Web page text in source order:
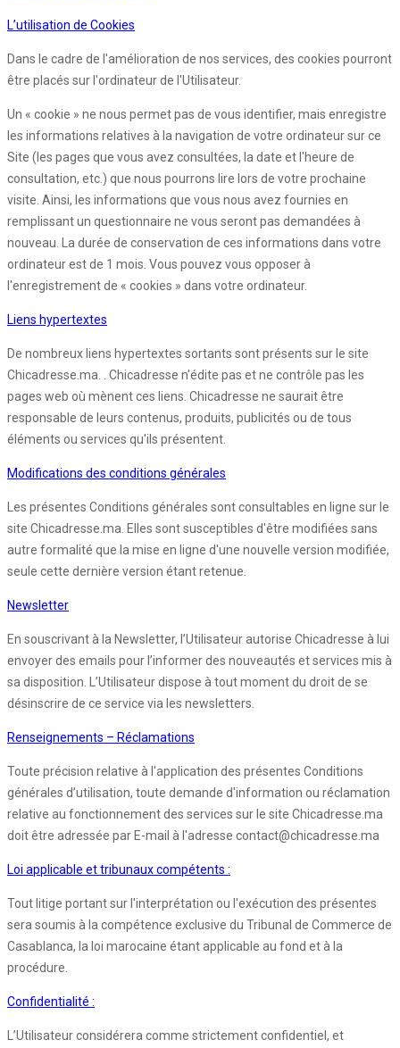
L’utilisation de Cookies
Dans le cadre de l'amélioration de nos services, des cookies pourront
être placés sur l'ordinateur de l'Utilisateur.
Un « cookie » ne nous permet pas de vous identifier, mais enregistre
les informations relatives à la navigation de votre ordinateur sur ce
Site (les pages que vous avez consultées, la date et l'heure de
consultation, etc.) que nous pourrons lire lors de votre prochaine
visite. Ainsi, les informations que vous nous avez fournies en
remplissant un questionnaire ne vous seront pas demandées à
nouveau. La durée de conservation de ces informations dans votre
ordinateur est de 1 mois. Vous pouvez vous opposer à
l'enregistrement de « cookies » dans votre ordinateur.
Liens hypertextes
De nombreux liens hypertextes sortants sont présents sur le site
Chicadresse.ma. . Chicadresse n'édite pas et ne contrôle pas les
pages web où mènent ces liens. Chicadresse ne saurait être
responsable de leurs contenus, produits, publicités ou de tous
éléments ou services qu'ils présentent.
Modifications des conditions générales
Les présentes Conditions générales sont consultables en ligne sur le
site Chicadresse.ma. Elles sont susceptibles d'être modifiées sans
autre formalité que la mise en ligne d'une nouvelle version modifiée,
seule cette dernière version étant retenue.
Newsletter
En souscrivant à la Newsletter, l’Utilisateur autorise Chicadresse à lui
envoyer des emails pour l’informer des nouveautés et services mis à
sa disposition. L’Utilisateur dispose à tout moment du droit de se
désinscrire de ce service via les newsletters.
Renseignements – Réclamations
Toute précision relative à l'application des présentes Conditions
générales d’utilisation, toute demande d'information ou réclamation
relative au fonctionnement des services sur le site Chicadresse.ma
doit être adressée par E-mail à l'adresse contact@chicadresse.ma
Loi applicable et tribunaux compétents :
Tout litige portant sur l'interprétation ou l'exécution des présentes
sera soumis à la compétence exclusive du Tribunal de Commerce de
Casablanca, la loi marocaine étant applicable au fond et à la
procédure.
Confidentialité :
L’Utilisateur considérera comme strictement confidentiel, et